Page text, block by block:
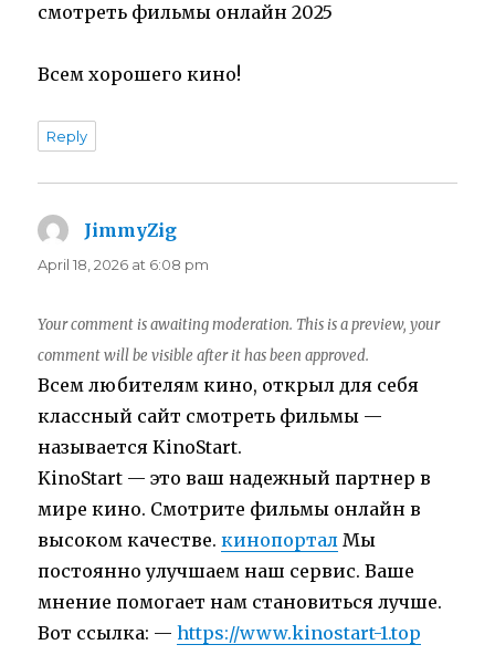
смотреть фильмы онлайн 2025
Всем хорошего кино!
Reply
JimmyZig
April 18, 2026 at 6:08 pm
Your comment is awaiting moderation. This is a preview, your
comment will be visible after it has been approved.
Всем любителям кино, открыл для себя
классный сайт смотреть фильмы —
называется KinoStart.
KinoStart — это ваш надежный партнер в
мире кино. Смотрите фильмы онлайн в
высоком качестве.кинопортал Мы
постоянно улучшаем наш сервис. Ваше
мнение помогает нам становиться лучше.
Вот ссылка: —https://www.kinostart-1.top